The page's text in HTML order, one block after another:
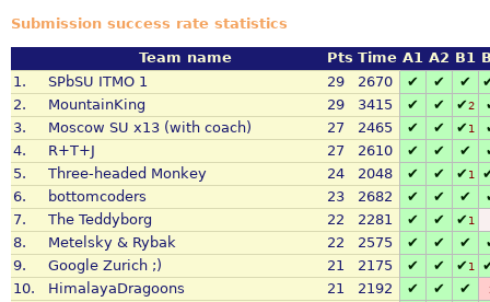
Submission success rate statistics
Team name Pts Time A1 A2 B1
1.
SPbSU ITMO 1 29 2670 ✔ ✔ ✔
2.
MountainKing 29 3415 ✔ ✔ ✔2
3.
Moscow SU x13 (with coach) 27 2465 ✔ ✔ ✔1
4.
R+T+J 27 2610 ✔ ✔ ✔
5.
Three-headed Monkey 24 2048 ✔ ✔ ✔1
6.
bottomcoders 23 2682 ✔ ✔ ✔
7.
The Teddyborg 22 2281 ✔ ✔ ✔1
8. Metelsky & Rybak 22 2575 ✔ ✔ ✔
9.
Google Zurich ;) 21 2175 ✔ ✔ ✔1
10.
HimalayaDragoons 21 2192 ✔ ✔ ✔